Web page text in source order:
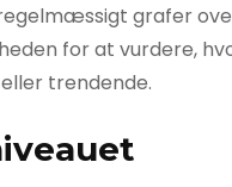
grafer
for at vurdere,
trendende.